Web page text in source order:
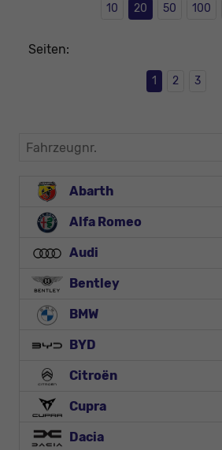
10 20 50 100
Seiten:
1 2 3
Fahrzeugnr.
Abarth
Alfa Romeo
Audi
Bentley
BMW
BYD
Citroën
Cupra
Dacia